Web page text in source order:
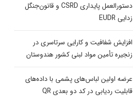
دستورالعمل پایداری CSRD و قانون‌جنگل
زدایی EUDR
افزایش شفافیت و کارایی سرتاسری در
زنجیره تأمین مواد لبنی کشور هندوستان
عرضه اولین لباس‌های پشمی با داده‌های
قابلیت ردیابی در کد دو بعدی QR